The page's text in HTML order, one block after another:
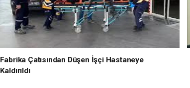
Fabrika Çatısından Düşen İşçi Hastaneye
Kaldırıldı